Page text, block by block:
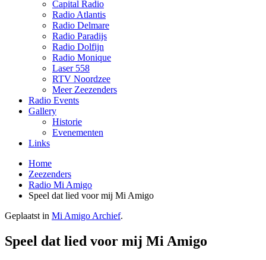
Capital Radio
Radio Atlantis
Radio Delmare
Radio Paradijs
Radio Dolfijn
Radio Monique
Laser 558
RTV Noordzee
Meer Zeezenders
Radio Events
Gallery
Historie
Evenementen
Links
Home
Zeezenders
Radio Mi Amigo
Speel dat lied voor mij Mi Amigo
Geplaatst in Mi Amigo Archief.
Speel dat lied voor mij Mi Amigo